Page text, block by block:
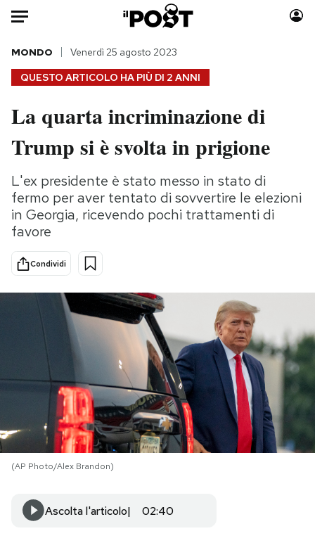
Auto
HOME
Italia
Politica
Tecnologia
Internet
Scienza
Cultura
Economia
Moda
Consumismi
Storie/Idee
Ok Boomer!
Media
PODCAST
NEWSLETTER
I MIEI PREFERITI
QUESTO ARTICOLO HA PIÙ DI 2 ANNI
MONDO Venerdì 25 agosto 2023
La quarta incriminazione di
Trump si è svolta in prigione
L'ex presidente è stato messo in stato di
fermo per aver tentato di sovvertire le elezioni
in Georgia, ricevendo pochi trattamenti di
favore
Condividi
(AP Photo/Alex Brandon)
Ascolta l'articolo 02:40